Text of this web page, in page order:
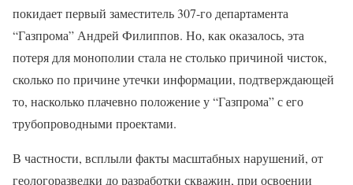
покидает первый заместитель 307-го департамента
“Газпрома” Андрей Филиппов. Но, как оказалось, эта
потеря для монополии стала не столько причиной чисток,
сколько по причине утечки информации, подтверждающей
то, насколько плачевно положение у “Газпрома” с его
трубопроводными проектами.
В частности, всплыли факты масштабных нарушений, от
геологоразведки до разработки скважин, при освоении